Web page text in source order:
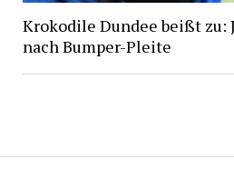
Krokodile Dundee beißt zu:
nach Bumper-Pleite